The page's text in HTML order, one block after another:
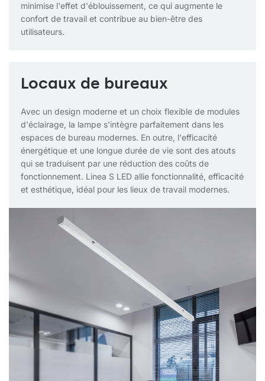
minimise l'effet d'éblouissement, ce qui augmente le
confort de travail et contribue au bien-être des
utilisateurs.
Locaux de bureaux
Avec un design moderne et un choix flexible de modules
d'éclairage, la lampe s'intègre parfaitement dans les
espaces de bureau modernes. En outre, l'efficacité
énergétique et une longue durée de vie sont des atouts
qui se traduisent par une réduction des coûts de
fonctionnement. Linea S LED allie fonctionnalité, efficacité
et esthétique, idéal pour les lieux de travail modernes.